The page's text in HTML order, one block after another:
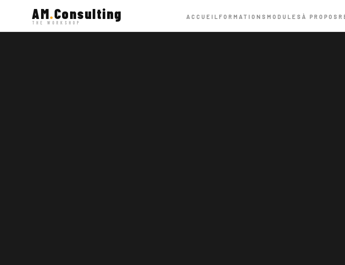
AM.Consulting
THE WORKSHOP
ACCUEIL FORMATIONS MODULES À PROPOS